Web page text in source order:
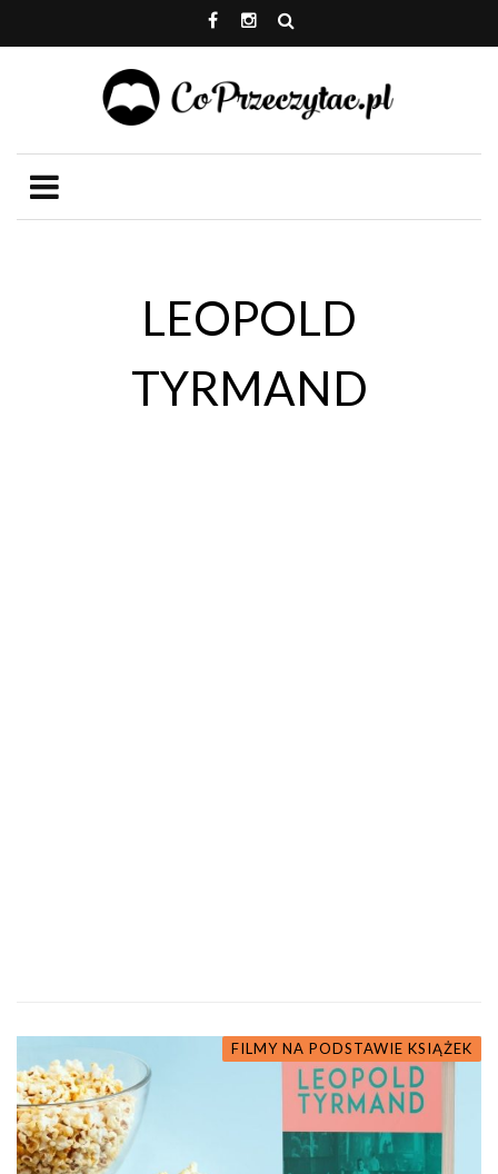
LEOPOLD
TYRMAND
FILMY NA PODSTAWIE KSIĄŻEK